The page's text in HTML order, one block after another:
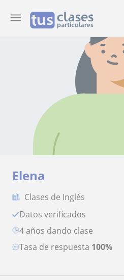
Elena
Clases de Inglés
Datos verificados
4 años dando clase
Tasa de respuesta 100%